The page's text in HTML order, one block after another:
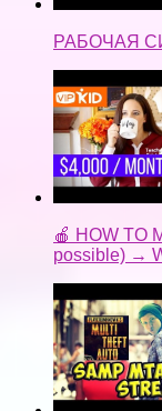
РАБОЧАЯ
🍎 HOW TO
possible) →